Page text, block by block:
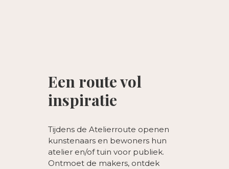
Een route vol
inspiratie
Tijdens de Atelierroute openen
kunstenaars en bewoners hun
atelier en/of tuin voor publiek.
Ontmoet de makers, ontdek